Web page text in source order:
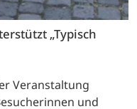
„Typisch
Veranstaltung
und